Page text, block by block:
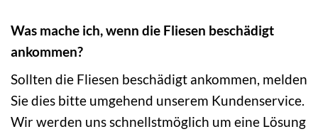
Was mache ich, wenn die Fliesen beschädigt
ankommen?
Sollten die Fliesen beschädigt ankommen, melden
Sie dies bitte umgehend unserem Kundenservice.
Wir werden uns schnellstmöglich um eine Lösung